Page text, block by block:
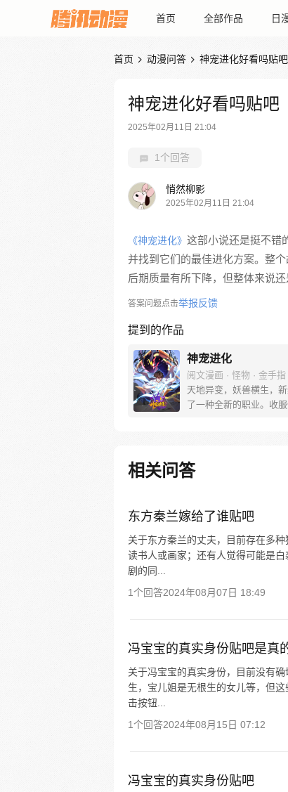
首页 全部作品 日
首页  动漫问答  神宠进化好看吗贴吧
神宠进化好看吗贴吧
2025年02月11日 21:04
1个回答
悄然柳影
2025年02月11日 21:04
《神宠进化》 这部小说还是挺不错
并找到它们的最佳进化方案。整
后期质量有所下降，但整体来说
答案问题点击举报反馈
提到的作品
神宠进化
阅文漫画 · 怪物 · 金手指
天地异变，妖兽横生，
了一种全新的职业。收服
我也能将他进化成一只翱
龙。 每周三、六更新
相关问答
东方秦兰嫁给了谁贴吧
关于东方秦兰的丈夫，目前存在多
读书人或画家；还有人觉得可能是
剧的同...
1个回答2024年08月07日 18:49
冯宝宝的真实身份贴吧是真
关于冯宝宝的真实身份，目前没有
生，宝儿姐是无根生的女儿等，但
击按钮...
1个回答2024年08月15日 07:12
冯宝宝的真实身份贴吧